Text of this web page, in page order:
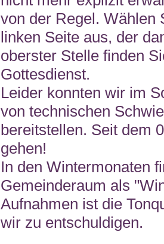
von der Regel. Wählen
linken Seite aus, der
oberster Stelle finden
Gottesdienst.
Leider konnten wir im
von technischen
bereitstellen. Seit dem
gehen!
In den Wintermonaten
Gemeinderaum als
Aufnahmen ist die
wir zu entschuldigen.